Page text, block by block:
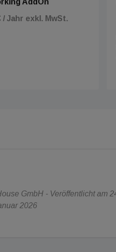
AddOn
/ Jahr exkl. MwSt.
GmbH - Veröffentlicht am
2026